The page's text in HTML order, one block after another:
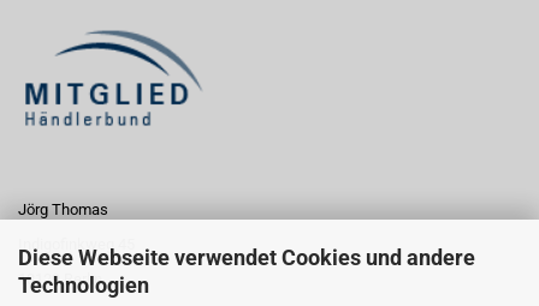
Diese Webseite verwendet Cookies und andere
Technologien
Jörg Thomas
Indigofinkweg 45
13129 Berlin